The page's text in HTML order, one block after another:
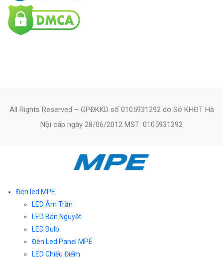
All Rights Reserved – GPĐKKD số 0105931292 do Sở KHĐT Hà
Nội cấp ngày 28/06/2012 MST: 0105931292
Đèn led MPE
LED Âm Trần
LED Bán Nguyệt
LED Bulb
Đèn Led Panel MPE
LED Chiếu Điểm